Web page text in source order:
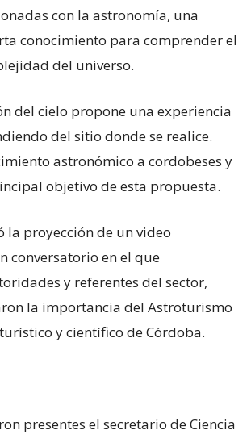
con la astronomía, una
conocimiento para comprender el
del universo.
del cielo propone una experiencia
del sitio donde se realice.
astronómico a cordobeses y
objetivo de esta propuesta.
la proyección de un video
conversatorio en el que
y referentes del sector,
la importancia del Astroturismo
y científico de Córdoba.
presentes el secretario de Ciencia